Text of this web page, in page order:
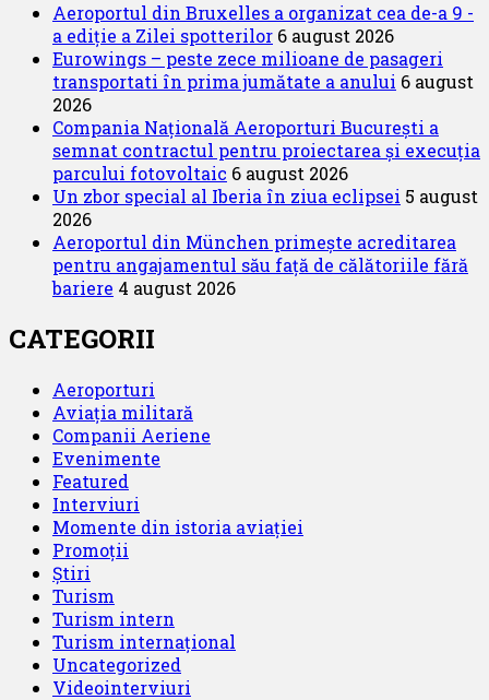
LHR
Aeroportul din Bruxelles a organizat cea de-a 9 -
a ediție a Zilei spotterilor 6 august 2026
Eurowings – peste zece milioane de pasageri
transportati în prima jumătate a anului 6 august
2026
Compania Națională Aeroporturi București a
semnat contractul pentru proiectarea și execuția
parcului fotovoltaic 6 august 2026
Un zbor special al Iberia în ziua eclipsei 5 august
2026
Aeroportul din München primește acreditarea
pentru angajamentul său față de călătoriile fără
bariere 4 august 2026
CATEGORII
Aeroporturi
Aviația militară
Companii Aeriene
Evenimente
Featured
Interviuri
Momente din istoria aviației
Promoții
Știri
Turism
Turism intern
Turism internațional
Uncategorized
Videointerviuri